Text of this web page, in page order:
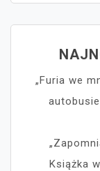
„Furia we
Książka